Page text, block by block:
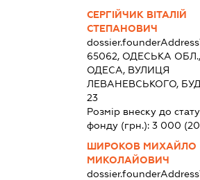
СЕРГІЙЧИК ВІТАЛІЙ
СТЕПАНОВИЧ
dossier.founderAddress
65062, ОДЕСЬКА
ОДЕСА, ВУЛИЦЯ
ЛЕВАНЕВСЬКОГО,
23
Розмір внеску до
фонду (грн.): 3 000
ШИРОКОВ МИХАЙЛО
МИКОЛАЙОВИЧ
dossier.founderAddress